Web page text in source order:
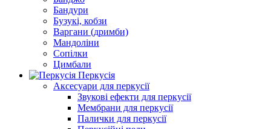
Бандури
Бузукі, кобзи
Варгани (дримби)
Мандоліни
Сопілки
Цимбали
Перкусія
Аксесуари для перкусії
Звукові ефекти для перкусії
Мембрани для перкусії
Палички для перкусії